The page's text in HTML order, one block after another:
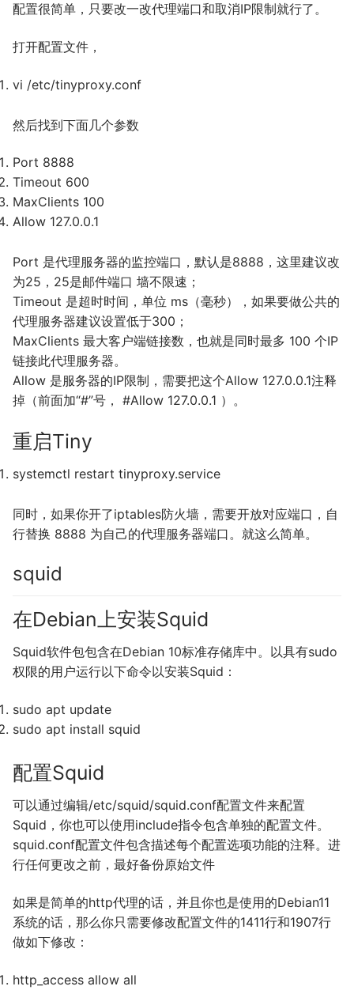
配置很简单，只要改一改代理端口和取消IP限制就行了。
打开配置文件，
vi /etc/tinyproxy.conf
然后找到下面几个参数
Port 8888
Timeout 600
MaxClients 100
Allow 127.0.0.1
Port 是代理服务器的监控端口，默认是8888，这里建议改
为25，25是邮件端口 墙不限速；
Timeout 是超时时间，单位 ms（毫秒），如果要做公共的
代理服务器建议设置低于300；
MaxClients 最大客户端链接数，也就是同时最多 100 个IP
链接此代理服务器。
Allow 是服务器的IP限制，需要把这个Allow 127.0.0.1注释
掉（前面加“#”号， #Allow 127.0.0.1 ）。
重启Tiny
systemctl restart tinyproxy.service
同时，如果你开了iptables防火墙，需要开放对应端口，自
行替换 8888 为自己的代理服务器端口。就这么简单。
squid
在Debian上安装Squid
Squid软件包包含在Debian 10标准存储库中。以具有sudo
权限的用户运行以下命令以安装Squid：
sudo apt update
sudo apt install squid
配置Squid
可以通过编辑/etc/squid/squid.conf配置文件来配置
Squid，你也可以使用include指令包含单独的配置文件。
squid.conf配置文件包含描述每个配置选项功能的注释。进
行任何更改之前，最好备份原始文件
如果是简单的http代理的话，并且你也是使用的Debian11
系统的话，那么你只需要修改配置文件的1411行和1907行
做如下修改：
http_access allow all